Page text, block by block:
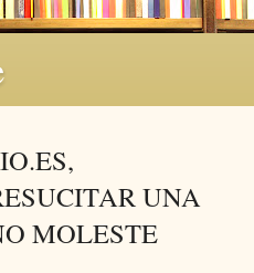
UNA
MOLESTE